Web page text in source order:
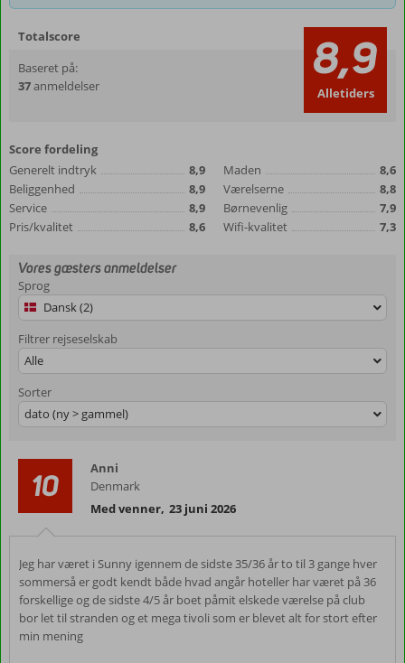
Totalscore
Baseret på:
37anmeldelser 8,9
Alletiders
Score fordeling
Generelt indtryk
8,9
Beliggenhed
8,9
Service
8,9
Pris/kvalitet
8,6
Maden
8,6
Værelserne
8,8
Børnevenlig
7,9
Wifi-kvalitet
7,3
Vores gæsters anmeldelser
Sprog
Dansk (2)
Filtrer rejseselskab
Alle
Sorter
dato (ny > gammel)
10
Anni
Denmark
Med venner, 23 juni 2026
Jeg har været i Sunny igennem de sidste 35/36 år to til 3 gange hver
sommerså er godt kendt både hvad angår hoteller har været på 36
forskellige og de sidste 4/5 år boet påmit elskede værelse på club
bor let til stranden og et mega tivoli som er blevet alt for stort efter
min mening